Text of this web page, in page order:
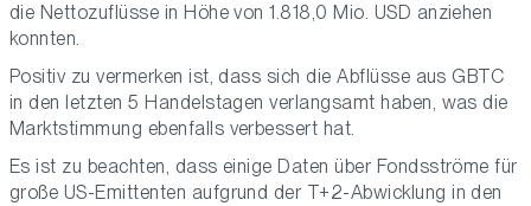
die Nettozuflüsse in Höhe von 1.818,0 Mio. USD anziehen
konnten.
Positiv zu vermerken ist, dass sich die Abflüsse aus GBTC
in den letzten 5 Handelstagen verlangsamt haben, was die
Marktstimmung ebenfalls verbessert hat.
Es ist zu beachten, dass einige Daten über Fondsströme für
große US-Emittenten aufgrund der T+2-Abwicklung in den